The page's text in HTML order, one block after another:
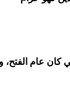
عام الفتح،